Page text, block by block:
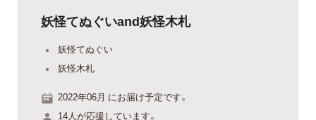
妖怪てぬぐいand妖怪木札
妖怪てぬぐい
妖怪木札
2022年06月 にお届け予定です。
14人が応援しています。